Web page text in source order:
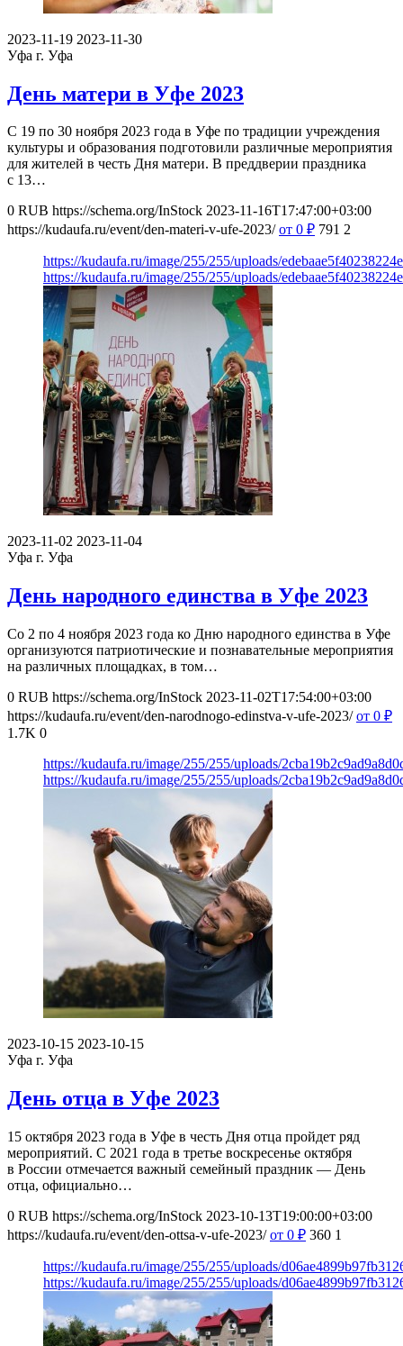
2023-11-19 2023-11-30
Уфа г. Уфа
День матери в Уфе 2023
С 19 по 30 ноября 2023 года в Уфе по традиции учреждения
культуры и образования подготовили различные мероприятия
для жителей в честь Дня матери. В преддверии праздника
с 13…
0 RUB https://schema.org/InStock 2023-11-16T17:47:00+03:00
https://kudaufa.ru/event/den-materi-v-ufe-2023/ от 0 ₽ 791 2
https://kudaufa.ru/image/255/255/uploads/
https://kudaufa.ru/image/255/255/uploads/
2023-11-02 2023-11-04
Уфа г. Уфа
День народного единства в Уфе 2023
Со 2 по 4 ноября 2023 года ко Дню народного единства в Уфе
организуются патриотические и познавательные мероприятия
на различных площадках, в том…
0 RUB https://schema.org/InStock 2023-11-02T17:54:00+03:00
https://kudaufa.ru/event/den-narodnogo-edinstva-v-ufe-2023/ от 0 ₽
1.7K 0
https://kudaufa.ru/image/255/255/uploads/
https://kudaufa.ru/image/255/255/uploads/
2023-10-15 2023-10-15
Уфа г. Уфа
День отца в Уфе 2023
15 октября 2023 года в Уфе в честь Дня отца пройдет ряд
мероприятий. С 2021 года в третье воскресенье октября
в России отмечается важный семейный праздник — День
отца, официально…
0 RUB https://schema.org/InStock 2023-10-13T19:00:00+03:00
https://kudaufa.ru/event/den-ottsa-v-ufe-2023/ от 0 ₽ 360 1
https://kudaufa.ru/image/255/255/uploads/
https://kudaufa.ru/image/255/255/uploads/